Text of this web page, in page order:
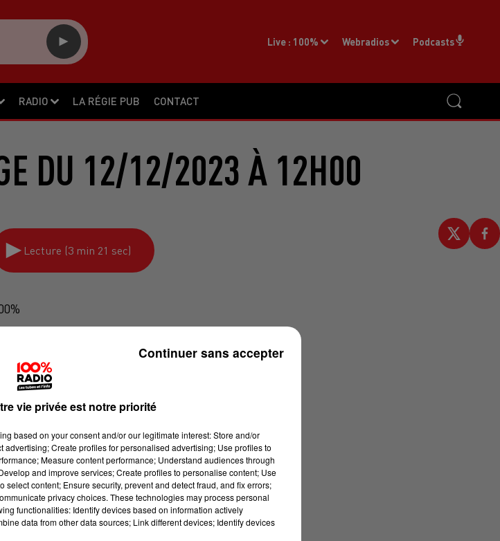
RADIO LA RÉGIE PUB CONTACT
Live : 100% Webradios Podcasts
DU 12/12/2023 À 12H00
Lecture (3 min 21 sec)
vie privée est notre priorité
based on your consent and/or our legitimate interest: Store and/or
Create profiles for personalised advertising; Use profiles to
Measure content performance; Understand audiences through
and improve services; Create profiles to personalise content; Use
content; Ensure security, prevent and detect fraud, and fix errors;
privacy choices. These technologies may process personal
functionalities: Identify devices based on information actively
data from other data sources; Link different devices; Identify devices
Continuer sans accepter